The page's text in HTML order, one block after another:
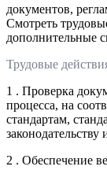
документов,
Смотреть
дополнительные
Трудовые
1 . Проверка
процесса, на
стандартам,
2 . Обеспечение